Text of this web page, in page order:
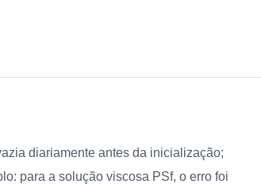
diariamente antes da inicialização;
para a solução viscosa PSf, o erro foi